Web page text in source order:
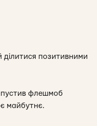
ділитися позитивними
флешмоб
майбутнє.